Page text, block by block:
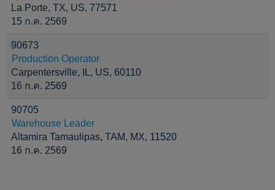
La Porte, TX, US, 77571
15 ก.ค. 2569
90673
Production Operator
Carpentersville, IL, US, 60110
16 ก.ค. 2569
90705
Warehouse Leader
Altamira Tamaulipas, TAM, MX, 11520
16 ก.ค. 2569